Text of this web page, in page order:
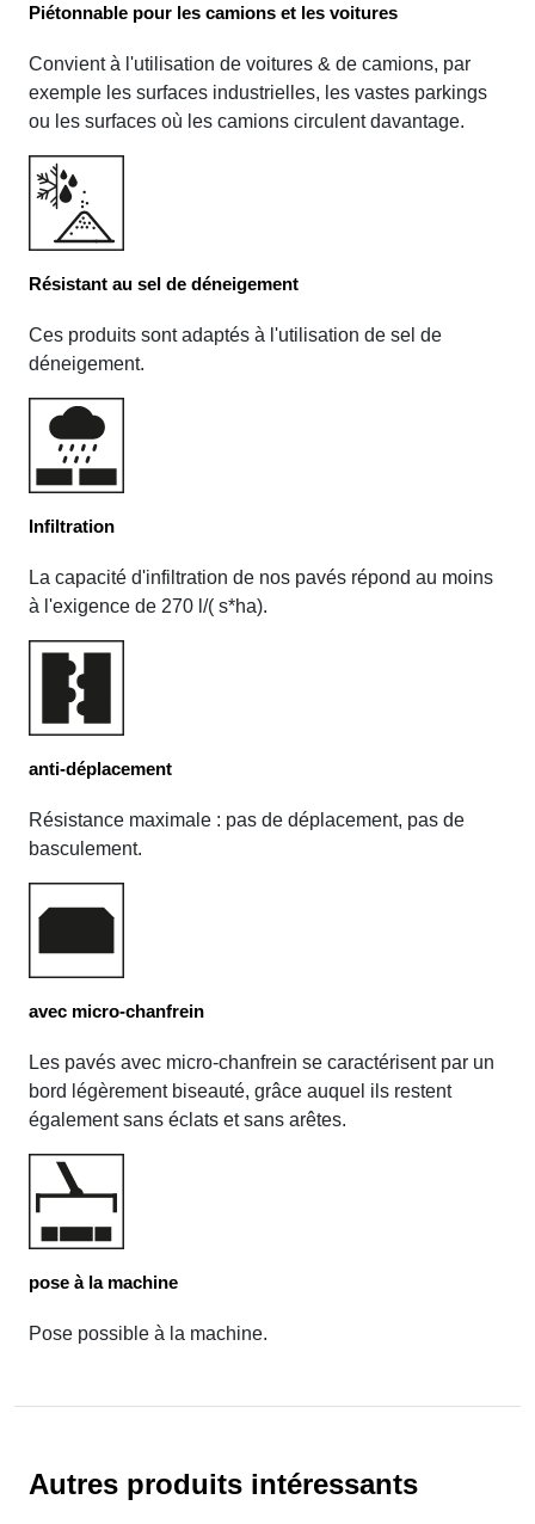
Piétonnable pour les camions et les voitures
Convient à l'utilisation de voitures & de camions, par
exemple les surfaces industrielles, les vastes parkings
ou les surfaces où les camions circulent davantage.
Résistant au sel de déneigement
Ces produits sont adaptés à l'utilisation de sel de
déneigement.
Infiltration
La capacité d'infiltration de nos pavés répond au moins
à l'exigence de 270 l/( s*ha).
anti-déplacement
Résistance maximale : pas de déplacement, pas de
basculement.
avec micro-chanfrein
Les pavés avec micro-chanfrein se caractérisent par un
bord légèrement biseauté, grâce auquel ils restent
également sans éclats et sans arêtes.
pose à la machine
Pose possible à la machine.
Autres produits intéressants